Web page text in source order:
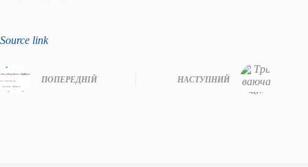
Source link
ПОПЕРЕДНІЙ НАСТУПНИЙ